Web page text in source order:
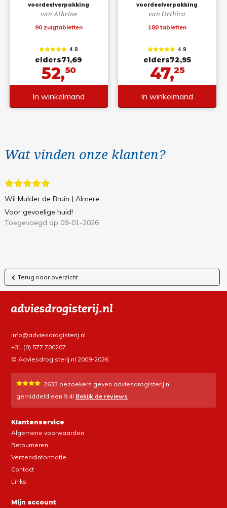
voordeelverpakking
van Athrine
90 zuigtabletten
4.8
elders71,69
52,50
In winkelmand
voordeelverpakking
van Orthica
180 tabletten
4.9
elders72,95
47,25
In winkelmand
Wat vinden onze klanten?
Wil Mulder de Bruin | Almere
Voor gevoelige huid!
Toegevoegd op 09-01-2026
Terug naar overzicht
info@adviesdrogisterij.nl
+31 (0) 577 700207
© Adviesdrogisterij.nl 2009-2026
2633 bezoekers geven adviesdrogisterij.nl
gemiddeld een 9.4! Bekijk de reviews
Klantenservice
Algemene voorwaarden
Retourneren
Verzendinformatie
Contact
Links
Mijn account